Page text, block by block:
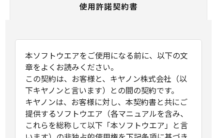
使用許諾契約書
本ソフトウエアをご使用になる前に、以下の文
章をよくお読みください。
この契約は、お客様と、キヤノン株式会社（以
下キヤノンと言います）との間の契約です。
キヤノンは、お客様に対し、本契約書と共にご
提供するソフトウエア（各マニュアルを含み、
これらを総称して以下「本ソフトウエア」と言